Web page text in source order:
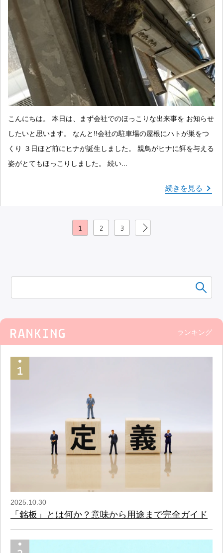
ランキング
2025.10.30
「銘板」とは何か？意味から用途まで完全ガイド
こんにちは。 本日は、まず会社でのほっこりな出来事を お知らせ
したいと思います。 なんと!!会社の駐車場の屋根にハトが巣をつ
くり ３日ほど前にヒナが誕生しました。 親鳥がヒナに餌を与える
姿がとてもほっこりしました。 続い...
続きを見る
1 2 3 ≫